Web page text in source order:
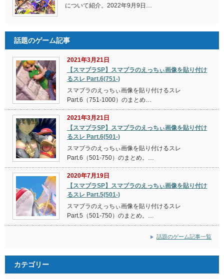
について紹介。2022年9月9日…
話題のゲーム記事
2021年3月21日
【スマブラSP】スマブラのえっちぃ画像を貼り付け
るスレ Part.6(751-)
スマブラのえっちぃ画像を貼り付けるスレ
Part.6（751-1000）のまとめ…
2021年3月21日
【スマブラSP】スマブラのえっちぃ画像を貼り付け
るスレ Part.6(501-)
スマブラのえっちぃ画像を貼り付けるスレ
Part.6（501-750）のまとめ。…
2020年7月19日
【スマブラSP】スマブラのえっちぃ画像を貼り付け
るスレ Part.5(501-)
スマブラのえっちぃ画像を貼り付けるスレ
Part.5（501-750）のまとめ。…
話題のゲーム記事一覧
カテゴリー